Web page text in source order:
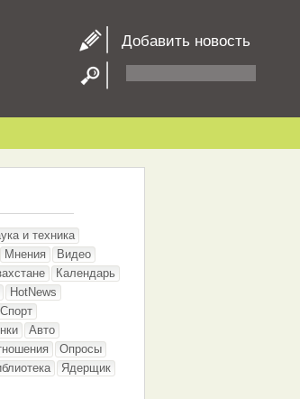
Добавить новость
и техника
Мнения
Видео
Календарь
HotNews
Спорт
Авто
Опросы
Ядерщик